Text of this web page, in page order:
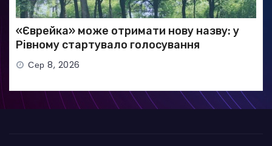
«Єврейка» може отримати нову назву: у
Рівному стартувало голосування
Сер 8, 2026